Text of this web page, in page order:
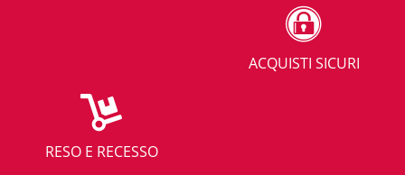
ACQUISTI SICURI
RESO E RECESSO